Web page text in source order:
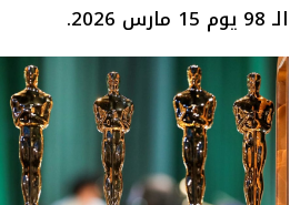
الـ 98 يوم 15 مارس 2026.